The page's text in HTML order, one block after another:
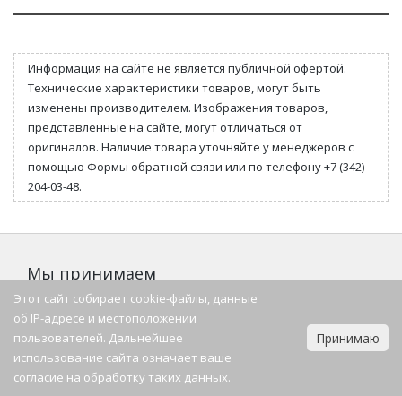
Информация на сайте не является публичной офертой.
Технические характеристики товаров, могут быть
изменены производителем. Изображения товаров,
представленные на сайте, могут отличаться от
оригиналов. Наличие товара уточняйте у менеджеров с
помощью Формы обратной связи или по телефону +7 (342)
204-03-48.
Этот сайт собирает cookie-файлы, данные
об IP-адресе и местоположении
пользователей. Дальнейшее
использование сайта означает ваше
согласие на обработку таких данных.
Принимаю
Мы принимаем
Мы в социальных сетях